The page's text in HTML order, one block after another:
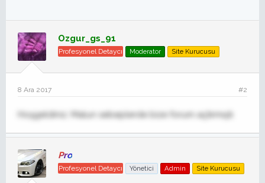
Ozgur_gs_91
Profesyonel Detaycı Moderator Site Kurucusu
8 Ara 2017 #2
Hoşgeldiniz. Malun sebeplerde bize forum açtırmıştı
Pro
Profesyonel Detaycı Yönetici Admin Site Kurucusu